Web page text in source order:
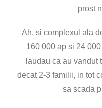
prost
Ah, si complexul ala
160 000 ap si 24
laudau ca au vandut
decat 2-3 familii, in tot
sa scada